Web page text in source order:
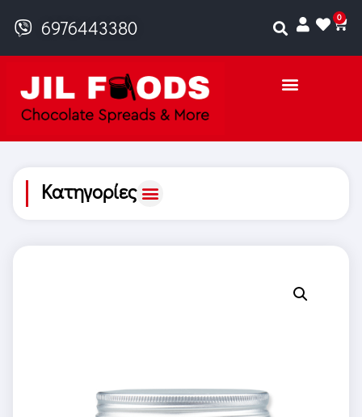
6976443380 0
Κατηγορίες